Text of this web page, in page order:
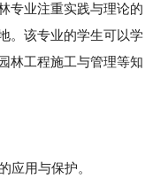
专业注重实践与理论的
。该专业的学生可以学
林工程施工与管理等知
应用与保护。